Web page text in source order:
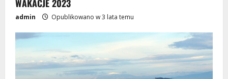
WAKACJE 2023
admin Opublikowano w 3 lata temu